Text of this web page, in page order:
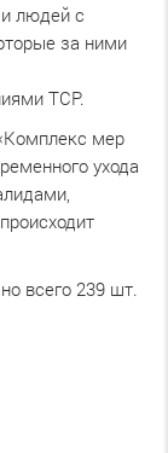
людей с
за ними
ТСР.
мер
ухода
всего 239 шт.